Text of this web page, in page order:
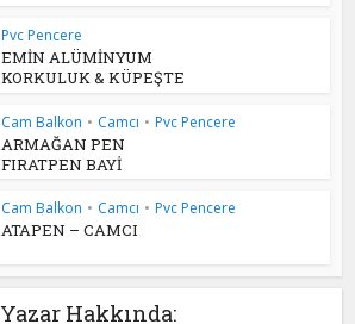
Pvc Pencere
EMİN ALÜMİNYUM
KORKULUK & KÜPEŞTE
Cam Balkon • Camcı • Pvc Pencere
ARMAĞAN PEN
FIRATPEN BAYİ
Cam Balkon • Camcı • Pvc Pencere
ATAPEN – CAMCI
Yazar Hakkında: